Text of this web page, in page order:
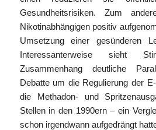
Gesundheitsrisiken. Zum
Nikotinabhängigen positiv
Umsetzung einer gesünderen
Interessanterweise sieht
Zusammenhang deutliche
Debatte um die Regulierung der
die Methadon- und
Stellen in den 1990ern – ein
schon irgendwann aufgedrängt